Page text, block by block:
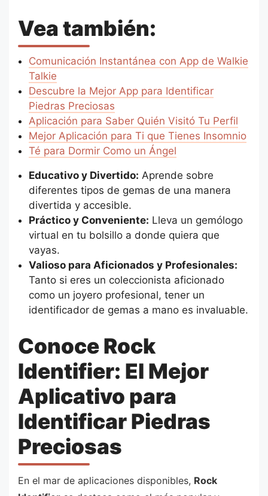
Vea también:
Comunicación Instantánea con App de Walkie
Talkie
Descubre la Mejor App para Identificar
Piedras Preciosas
Aplicación para Saber Quién Visitó Tu Perfil
Mejor Aplicación para Ti que Tienes Insomnio
Té para Dormir Como un Ángel
Educativo y Divertido: Aprende sobre
diferentes tipos de gemas de una manera
divertida y accesible.
Práctico y Conveniente: Lleva un gemólogo
virtual en tu bolsillo a donde quiera que
vayas.
Valioso para Aficionados y Profesionales:
Tanto si eres un coleccionista aficionado
como un joyero profesional, tener un
identificador de gemas a mano es invaluable.
Conoce Rock
Identifier: El Mejor
Aplicativo para
Identificar Piedras
Preciosas
En el mar de aplicaciones disponibles, Rock